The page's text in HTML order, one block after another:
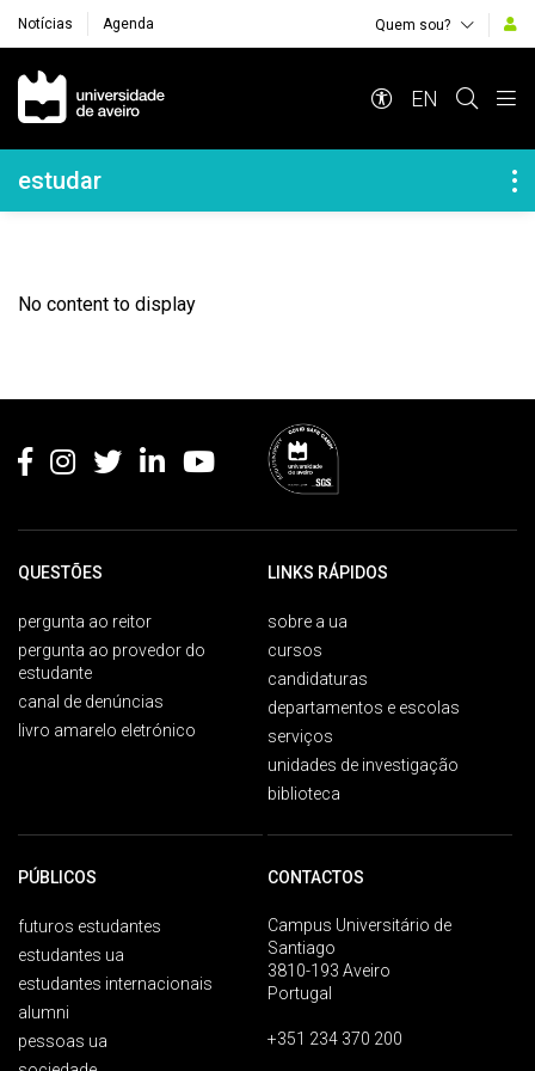
Notícias Agenda Quem sou?
Navegação Principal
EN
Navegação Lateral
estudar
No content to display
QUESTÕES
pergunta ao reitor
pergunta ao provedor do
estudante
canal de denúncias
livro amarelo eletrónico
LINKS RÁPIDOS
sobre a ua
cursos
candidaturas
departamentos e escolas
serviços
unidades de investigação
biblioteca
PÚBLICOS
futuros estudantes
estudantes ua
estudantes internacionais
alumni
pessoas ua
CONTACTOS
Campus Universitário de
Santiago
3810-193 Aveiro
Portugal
+351 234 370 200